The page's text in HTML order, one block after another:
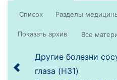
Список
Все
Другие болезни
глаза (H31)